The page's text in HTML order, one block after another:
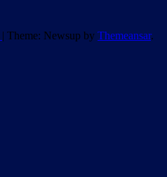
Theme: Newsup by Themeansar.